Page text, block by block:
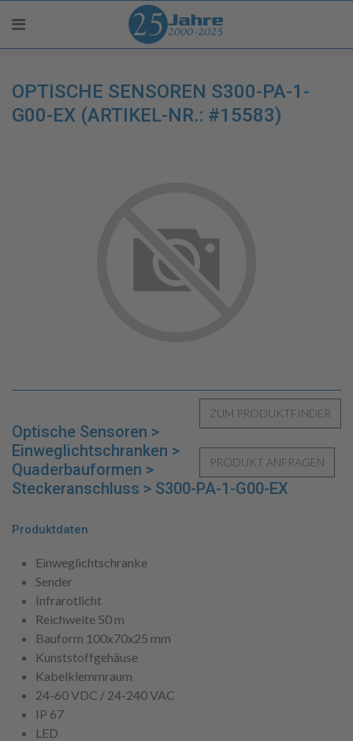
OPTISCHE SENSOREN S300-PA-1-
G00-EX (ARTIKEL-NR.: #15583)
Optische Sensoren >
Einweglichtschranken >
Quaderbauformen >
Steckeranschluss > S300-PA-1-G00-EX
Produktdaten
Einweglichtschranke
Sender
Infrarotlicht
Reichweite 50 m
Bauform 100x70x25 mm
Kunststoffgehäuse
Kabelklemmraum
24-60 VDC / 24-240 VAC
IP 67
LED